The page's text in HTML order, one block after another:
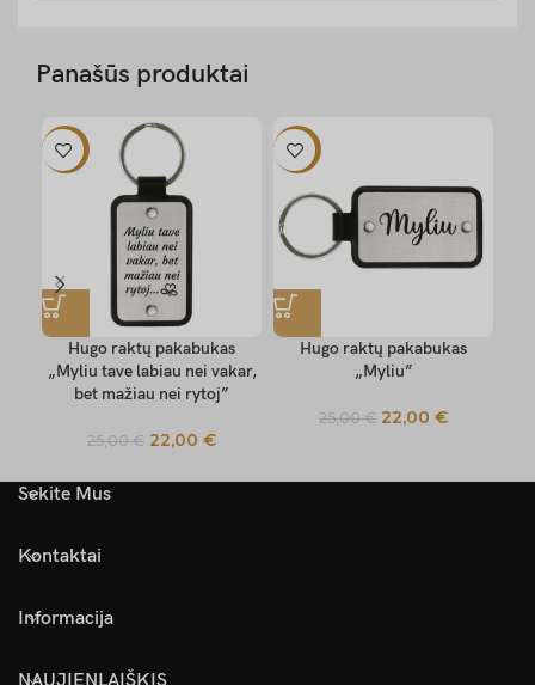
Panašūs produktai
-12%
Hugo raktų pakabukas
„Myliu tave labiau nei vakar,
bet mažiau nei rytoj”
25,00€ 22,00 €
-12%
Hugo raktų pakabukas
„Myliu”
25,00€ 22,00 €
Sekite Mus
Kontaktai
Informacija